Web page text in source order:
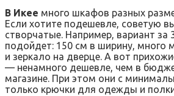
В Икее много шкафов разных
Если хотите подешевле, советую
створчатые. Например, вариант за
подойдет: 150 см в ширину, много
и зеркало на дверце. А вот
— ненамного дешевле, чем в
магазине. При этом они с
только крючки для одежды и